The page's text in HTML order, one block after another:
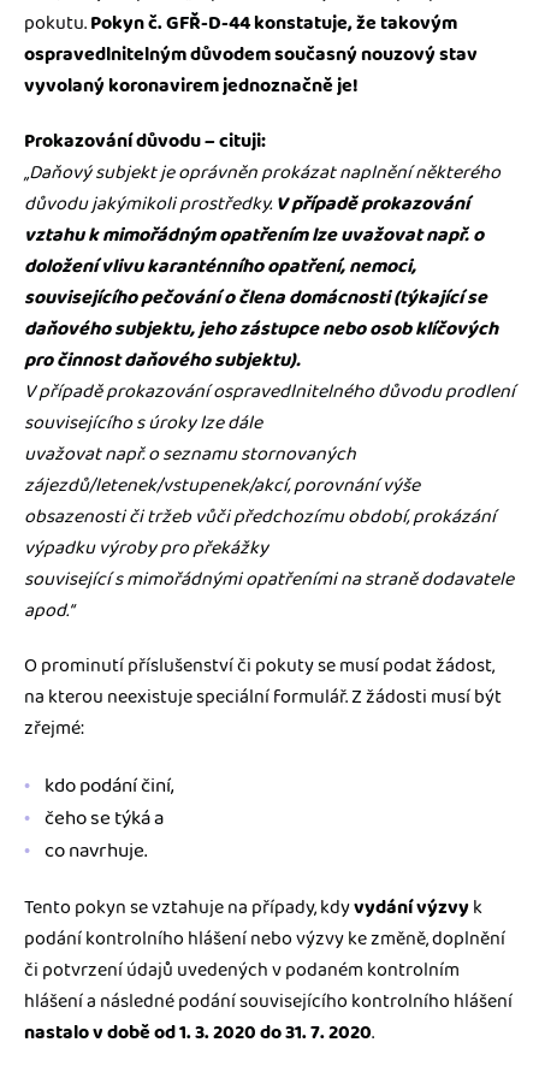
pokutu.Pokyn č. GFŘ-D-44 konstatuje, že takovým
ospravedlnitelným důvodem současný nouzový stav
vyvolaný koronavirem jednoznačně je!
Prokazování důvodu – cituji:
„Daňový subjekt je oprávněn prokázat naplnění některého
důvodu jakýmikoli prostředky. V případě prokazování
vztahu k mimořádným opatřením lze uvažovat např. o
doložení vlivu karanténního opatření, nemoci,
souvisejícího pečování o člena domácnosti (týkající se
daňového subjektu, jeho zástupce nebo osob klíčových
pro činnost daňového subjektu).
V případě prokazování ospravedlnitelného důvodu prodlení
souvisejícího s úroky lze dále
uvažovat např. o seznamu stornovaných
zájezdů/letenek/vstupenek/akcí, porovnání výše
obsazenosti či tržeb vůči předchozímu období, prokázání
výpadku výroby pro překážky
související s mimořádnými opatřeními na straně dodavatele
apod.“
O prominutí příslušenství či pokuty se musí podat žádost,
na kterou neexistuje speciální formulář. Z žádosti musí být
zřejmé:
kdo podání činí,
čeho se týká a
co navrhuje.
Tento pokyn se vztahuje na případy, kdyvydání výzvyk
podání kontrolního hlášení nebo výzvy ke změně, doplnění
či potvrzení údajů uvedených v podaném kontrolním
hlášení a následné podání souvisejícího kontrolního hlášení
nastalo v době od 1. 3. 2020 do 31. 7. 2020.